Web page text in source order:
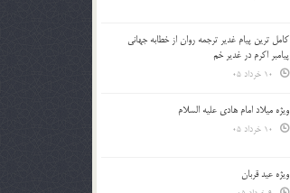
کامل ترین پیام غدیر ترجمه روان از خطابه جهانی
پیامبر اکرم در غدیر خم
ویژه میلاد امام هادی علیه السلام
ویژه عید قربان